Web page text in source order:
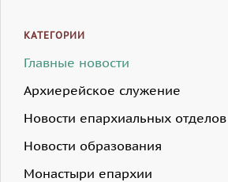
КАТЕГОРИИ
Главные новости
Архиерейское служение
Новости епархиальных отделов
Новости образования
Монастыри епархии